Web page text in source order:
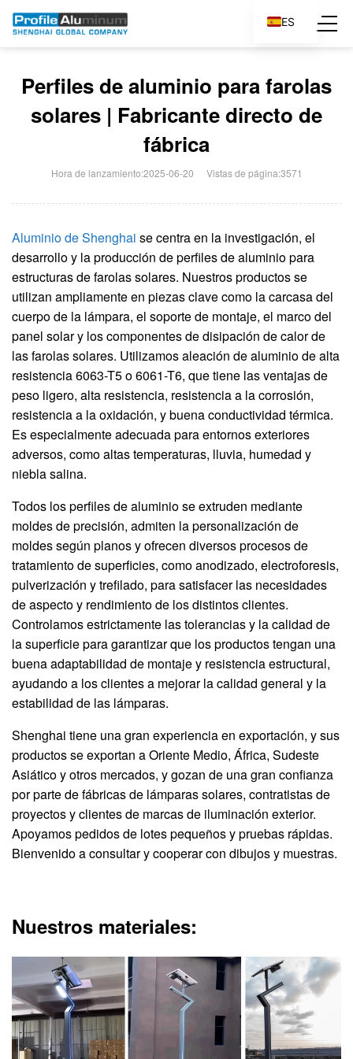
Perfiles de aluminio para farolas
solares | Fabricante directo de
fábrica
Hora de lanzamiento:2025-06-20 Vistas de página:3571
Aluminio de Shenghai se centra en la investigación, el
desarrollo y la producción de perfiles de aluminio para
estructuras de farolas solares. Nuestros productos se
utilizan ampliamente en piezas clave como la carcasa del
cuerpo de la lámpara, el soporte de montaje, el marco del
panel solar y los componentes de disipación de calor de
las farolas solares. Utilizamos aleación de aluminio de alta
resistencia 6063-T5 o 6061-T6, que tiene las ventajas de
peso ligero, alta resistencia, resistencia a la corrosión,
resistencia a la oxidación, y buena conductividad térmica.
Es especialmente adecuada para entornos exteriores
adversos, como altas temperaturas, lluvia, humedad y
niebla salina.
Todos los perfiles de aluminio se extruden mediante
moldes de precisión, admiten la personalización de
moldes según planos y ofrecen diversos procesos de
tratamiento de superficies, como anodizado, electroforesis,
pulverización y trefilado, para satisfacer las necesidades
de aspecto y rendimiento de los distintos clientes.
Controlamos estrictamente las tolerancias y la calidad de
la superficie para garantizar que los productos tengan una
buena adaptabilidad de montaje y resistencia estructural,
ayudando a los clientes a mejorar la calidad general y la
estabilidad de las lámparas.
Shenghai tiene una gran experiencia en exportación, y sus
productos se exportan a Oriente Medio, África, Sudeste
Asiático y otros mercados, y gozan de una gran confianza
por parte de fábricas de lámparas solares, contratistas de
proyectos y clientes de marcas de iluminación exterior.
Apoyamos pedidos de lotes pequeños y pruebas rápidas.
Bienvenido a consultar y cooperar con dibujos y muestras.
Nuestros materiales:
ES
EN